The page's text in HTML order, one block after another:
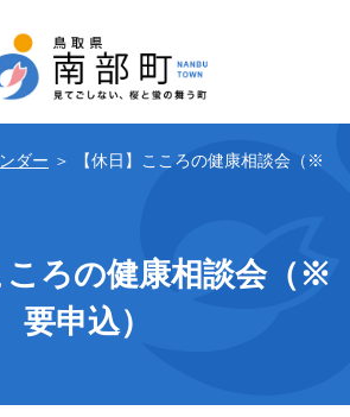
ダー ＞
【休日】こころの健康相談会（※
ころの健康相談会（※
要申込）